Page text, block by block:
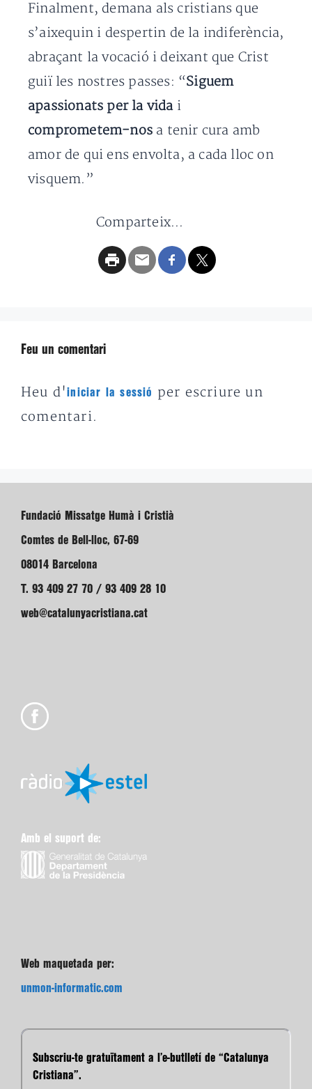
Finalment, demana als cristians que
s’aixequin i despertin de la indiferència,
abraçant la vocació i deixant que Crist
guiï les nostres passes: “Siguem
apassionats per la vidai
comprometem-nos a tenir cura amb
amor de qui ens envolta, a cada lloc on
visquem.”
Comparteix...
Feu un comentari
Heu d'iniciar la sessió
per escriure un
comentari.
Fundació Missatge Humà i Cristià
Comtes de Bell-lloc, 67-69
08014 Barcelona
T. 93 409 27 70 / 93 409 28 10
web@catalunyacristiana.cat
Amb el suport de:
Subscriu-te gratuïtament a l’e-butlletí de “Catalunya